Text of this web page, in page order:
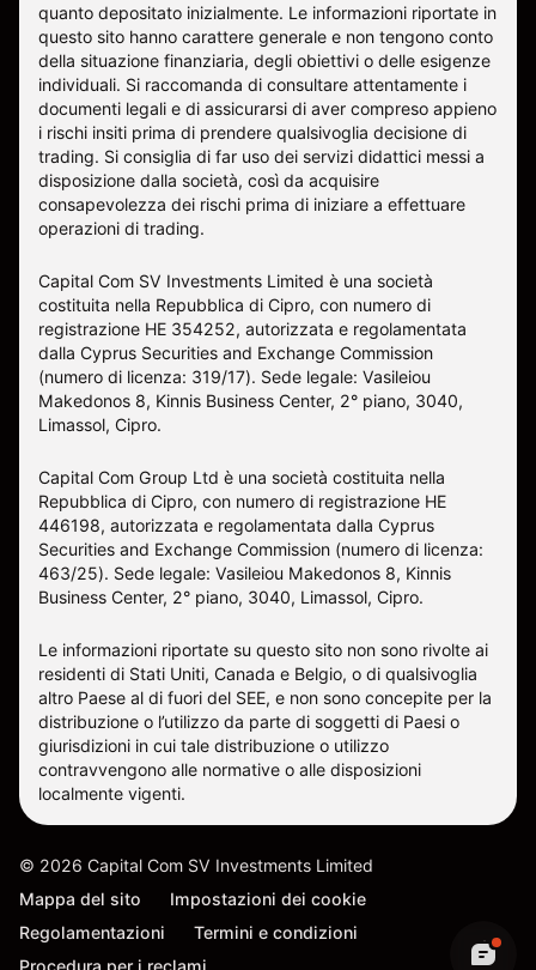
quanto depositato inizialmente. Le informazioni riportate in
questo sito hanno carattere generale e non tengono conto
della situazione finanziaria, degli obiettivi o delle esigenze
individuali. Si raccomanda di consultare attentamente i
documenti legali e di assicurarsi di aver compreso appieno
i rischi insiti prima di prendere qualsivoglia decisione di
trading. Si consiglia di far uso dei servizi didattici messi a
disposizione dalla società, così da acquisire
consapevolezza dei rischi prima di iniziare a effettuare
operazioni di trading.
Capital Com SV Investments Limited è una società
costituita nella Repubblica di Cipro, con numero di
registrazione HE 354252, autorizzata e regolamentata
dalla Cyprus Securities and Exchange Commission
(numero di licenza: 319/17). Sede legale: Vasileiou
Makedonos 8, Kinnis Business Center, 2° piano, 3040,
Limassol, Cipro.
Capital Com Group Ltd è una società costituita nella
Repubblica di Cipro, con numero di registrazione ΗΕ
446198, autorizzata e regolamentata dalla Cyprus
Securities and Exchange Commission (numero di licenza:
463/25). Sede legale: Vasileiou Makedonos 8, Kinnis
Business Center, 2° piano, 3040, Limassol, Cipro.
Le informazioni riportate su questo sito non sono rivolte ai
residenti di Stati Uniti, Canada e Belgio, o di qualsivoglia
altro Paese al di fuori del SEE, e non sono concepite per la
distribuzione o l’utilizzo da parte di soggetti di Paesi o
giurisdizioni in cui tale distribuzione o utilizzo
contravvengono alle normative o alle disposizioni
localmente vigenti.
© 2026 Capital Com SV Investments Limited
Mappa del sito
Impostazioni dei cookie
Regolamentazioni
Termini e condizioni
Procedura per i reclami